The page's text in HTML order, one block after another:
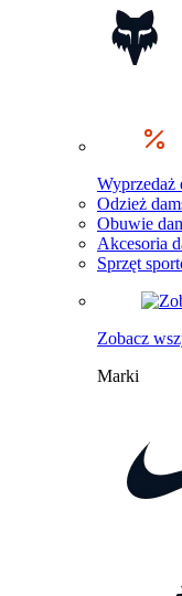
Wyprzedaż
Odzież
Obuwie
Akcesoria
Sprzęt
Zobacz
Marki